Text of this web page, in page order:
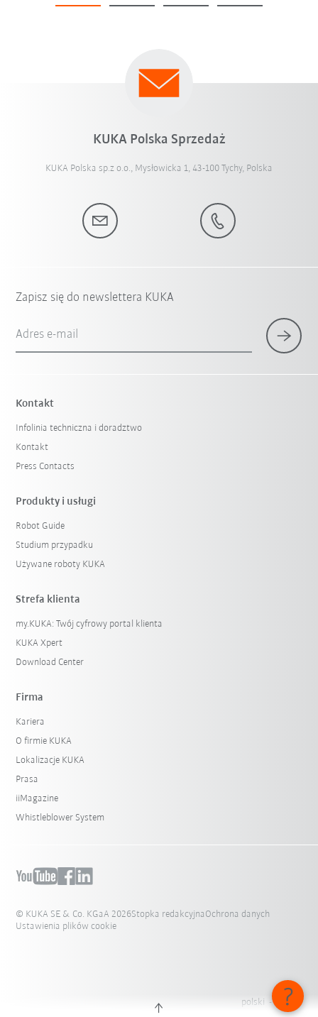
KUKA Polska Sprzedaż
KUKA Polska sp.z o.o., Mysłowicka 1, 43-100 Tychy, Polska
Zapisz się do newslettera KUKA
Adres e-mail
Kontakt
Infolinia techniczna i doradztwo
Kontakt
Press Contacts
Produkty i usługi
Robot Guide
Studium przypadku
Używane roboty KUKA
Strefa klienta
my.KUKA: Twój cyfrowy portal klienta
KUKA Xpert
Download Center
Firma
Kariera
O firmie KUKA
Lokalizacje KUKA
Prasa
iiMagazine
Whistleblower System
© KUKA SE & Co. KGaA 2026Stopka redakcyjna Ochrona danych
Ustawienia plików cookie
polski - Polska